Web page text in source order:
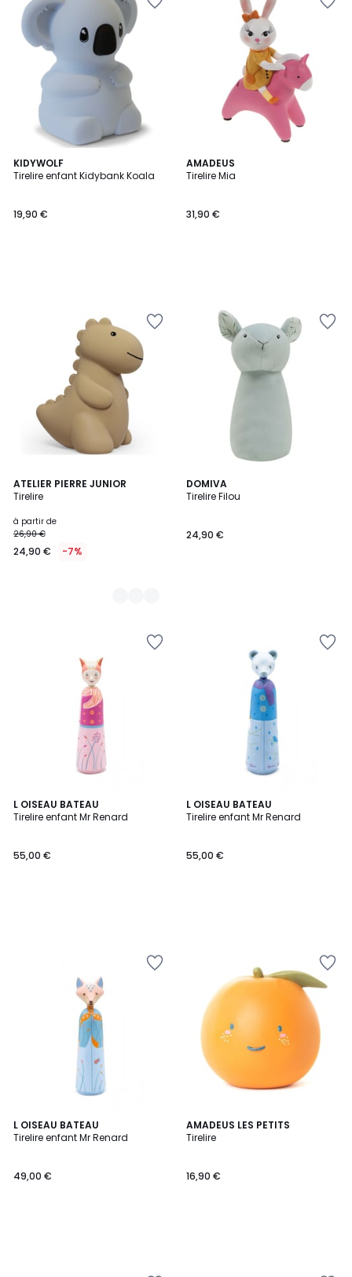
KIDYWOLF
Tirelire enfant Kidybank Koala
19,90 €
AMADEUS
Tirelire Mia
31,90 €
ATELIER PIERRE JUNIOR
Tirelire
à partir de
26,90 €
24,90 € -7%
2
Couleurs
DOMIVA
Tirelire Filou
24,90 €
L OISEAU BATEAU
Tirelire enfant Mr Renard
55,00 €
L OISEAU BATEAU
Tirelire enfant Mr Renard
55,00 €
L OISEAU BATEAU
Tirelire enfant Mr Renard
49,00 €
AMADEUS LES PETITS
Tirelire
16,90 €